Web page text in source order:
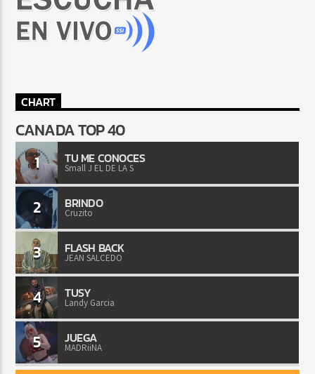
CHART
CANADA TOP 40
1 TU ME CONOCES
Small J EL DE LA S
2 BRINDO
Cruzito
3 FLASH BACK
JEAN SALCEDO
4 TUSY
Landy Garcia
5 JUEGA
MADRiiNA